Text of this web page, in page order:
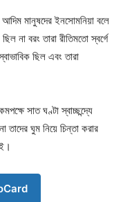
মানুষদের ইনসোমনিয়া বলে
না বরং তারা রীতিমতো স্বর্গে
ছিল এবং তারা
সাত ঘণ্টা স্বাচ্ছন্দ্যে
তাদের ঘুম নিয়ে চিন্তা করার